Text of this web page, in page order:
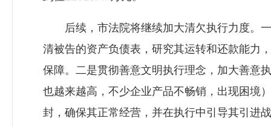
后续，市法院将继续加大清欠执行力度。一
清被告的资产负债表，研究其运转和还款能力
保障。二是贯彻善意文明执行理念，加大善意
也越来越高，不少企业产品不畅销，出现困境
封，确保其正常经营，并在执行中引导其引进